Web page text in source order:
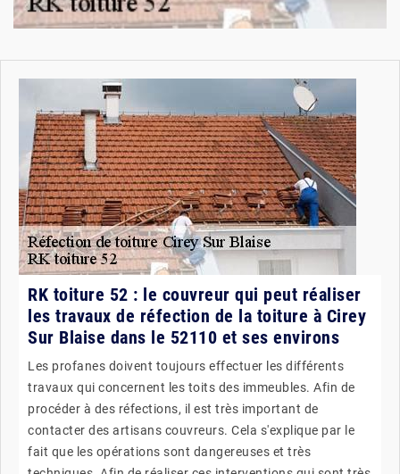
RK toiture 52 : le couvreur qui peut réaliser
les travaux de réfection de la toiture à Cirey
Sur Blaise dans le 52110 et ses environs
Les profanes doivent toujours effectuer les différents
travaux qui concernent les toits des immeubles. Afin de
procéder à des réfections, il est très important de
contacter des artisans couvreurs. Cela s'explique par le
fait que les opérations sont dangereuses et très